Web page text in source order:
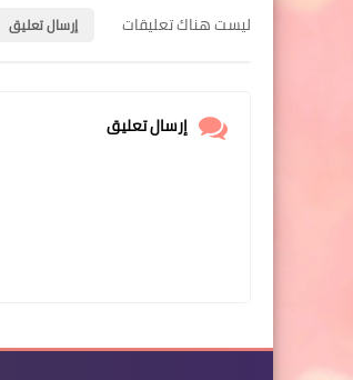
ليست هناك تعليقات إرسال تعليق
إرسال تعليق